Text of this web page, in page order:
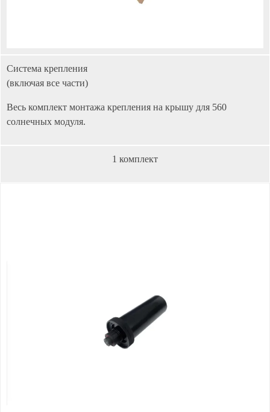
Система крепления
(включая все части)
Весь комплект монтажа крепления на крышу для 560
солнечных модуля.
1 комплект